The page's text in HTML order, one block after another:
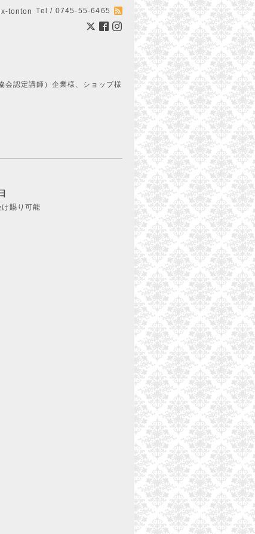
tonton Tel / 0745-55-6465
会認定講師）企業様、ショップ様
賜り可能